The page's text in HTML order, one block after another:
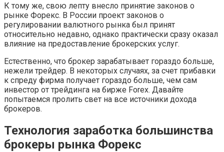
К тому же, свою лепту внесло принятие законов о
рынке Форекс. В России проект законов о
регулировании валютного рынка был принят
относительно недавно, однако практически сразу оказал
влияние на предоставление брокерских услуг.
Естественно, что брокер зарабатывает гораздо больше,
нежели трейдер. В некоторых случаях, за счет прибавки
к спреду фирма получает гораздо больше, чем сам
инвестор от трейдинга на бирже Forex. Давайте
попытаемся пролить свет на все источники дохода
брокеров.
Технология заработка большинства
брокеры рынка Форекс